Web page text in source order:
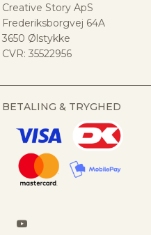
Creative Story ApS
Frederiksborgvej 64A
3650 Ølstykke
CVR: 35522956
BETALING & TRYGHED